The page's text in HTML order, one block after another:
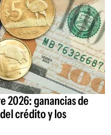
2026: ganancias de
crédito y los